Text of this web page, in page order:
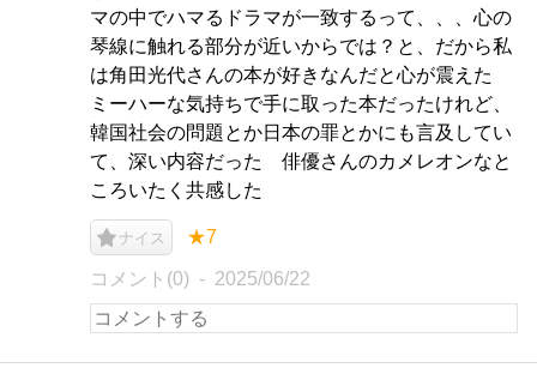
マの中でハマるドラマが一致するって、、、心の
琴線に触れる部分が近いからでは？と、だから私
は角田光代さんの本が好きなんだと心が震えた
ミーハーな気持ちで手に取った本だったけれど、
韓国社会の問題とか日本の罪とかにも言及してい
て、深い内容だった 俳優さんのカメレオンなと
ころいたく共感した
ナイス ★7
コメント(0) 2025/06/22